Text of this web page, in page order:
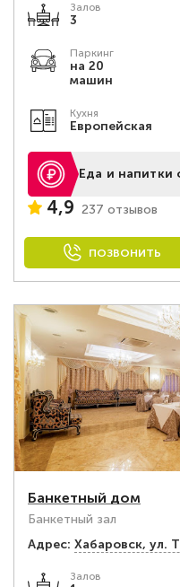
Залов
3
Паркинг
на 20
машин
Кухня
Европейская
Еда и напитки
4,9 237 отзывов
ПОЗВОНИТЬ
Банкетный дом
Банкетный зал
Адрес: Хабаровск, ул.
Залов